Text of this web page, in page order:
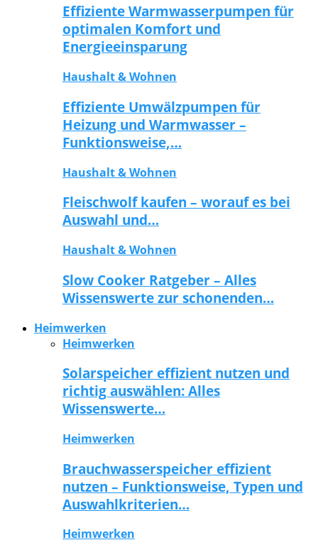
Effiziente Warmwasserpumpen für
optimalen Komfort und
Energieeinsparung
Haushalt & Wohnen
Effiziente Umwälzpumpen für
Heizung und Warmwasser –
Funktionsweise,…
Haushalt & Wohnen
Fleischwolf kaufen – worauf es bei
Auswahl und…
Haushalt & Wohnen
Slow Cooker Ratgeber – Alles
Wissenswerte zur schonenden…
Heimwerken
Heimwerken
Solarspeicher effizient nutzen und
richtig auswählen: Alles
Wissenswerte…
Heimwerken
Brauchwasserspeicher effizient
nutzen – Funktionsweise, Typen und
Auswahlkriterien…
Heimwerken